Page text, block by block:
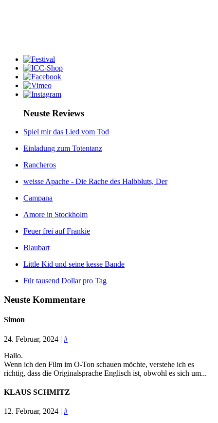
Neuste Reviews
Spiel mir das Lied vom Tod
Einladung zum Totentanz
Rancheros
weisse Apache - Die Rache des Halbbluts, Der
Campana
Amore in Stockholm
Feuer frei auf Frankie
Blaubart
Little Kid und seine kesse Bande
Für tausend Dollar pro Tag
Neuste Kommentare
Simon
24. Februar, 2024 | #
Hallo.
Wenn ich den Film im O-Ton schauen möchte, verstehe ich es
richtig, dass die Originalsprache Englisch ist, obwohl es sich um...
KLAUS SCHMITZ
12. Februar, 2024 | #